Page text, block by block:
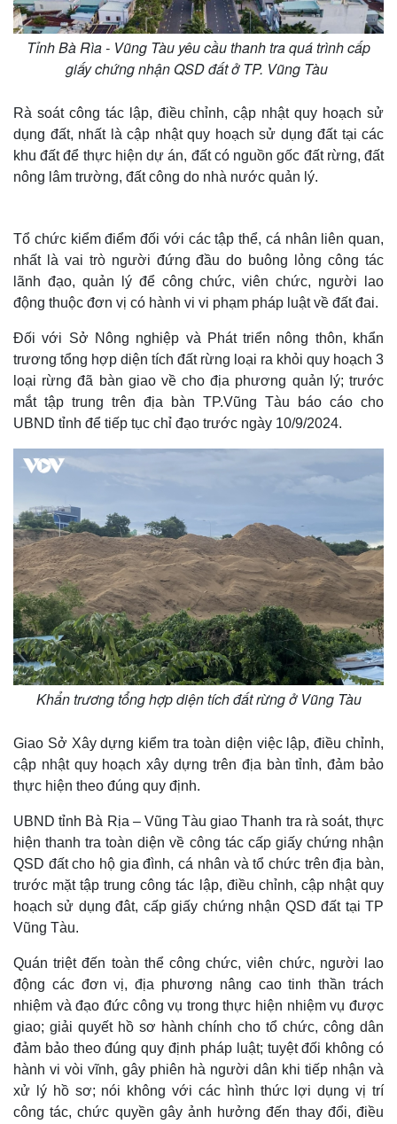
Thế giới
Quan sát
Cuộc sống đó đây
Hồ sơ
Multimedia
Video
Ảnh
E-Magazine
Infographic
Tỉnh Bà Rìa - Vũng Tàu yêu cầu thanh tra quá trình cấp
giấy chứng nhận QSD đất ở TP. Vũng Tàu
Rà soát công tác lập, điều chỉnh, cập nhật quy hoạch sử
dụng đất, nhất là cập nhật quy hoạch sử dụng đất tại các
khu đất để thực hiện dự án, đất có nguồn gốc đất rừng, đất
nông lâm trường, đất công do nhà nước quản lý.
Tổ chức kiểm điểm đối với các tập thể, cá nhân liên quan,
nhất là vai trò người đứng đầu do buông lỏng công tác
lãnh đạo, quản lý để công chức, viên chức, người lao
động thuộc đơn vị có hành vi vi phạm pháp luật về đất đai.
Đối với Sở Nông nghiệp và Phát triển nông thôn, khẩn
trương tổng hợp diện tích đất rừng loại ra khỏi quy hoạch 3
loại rừng đã bàn giao về cho địa phương quản lý; trước
mắt tập trung trên địa bàn TP.Vũng Tàu báo cáo cho
UBND tỉnh để tiếp tục chỉ đạo trước ngày 10/9/2024.
Khẩn trương tổng hợp diện tích đất rừng ở Vũng Tàu
Giao Sở Xây dựng kiểm tra toàn diện việc lập, điều chỉnh,
cập nhật quy hoạch xây dựng trên địa bàn tỉnh, đảm bảo
thực hiện theo đúng quy định.
UBND tỉnh Bà Rịa – Vũng Tàu giao Thanh tra rà soát, thực
hiện thanh tra toàn diện về công tác cấp giấy chứng nhận
QSD đất cho hộ gia đình, cá nhân và tổ chức trên địa bàn,
trước mặt tập trung công tác lập, điều chỉnh, cập nhật quy
hoạch sử dụng đât, cấp giấy chứng nhận QSD đất tại TP
Vũng Tàu.
Quán triệt đến toàn thể công chức, viên chức, người lao
động các đơn vị, địa phương nâng cao tinh thần trách
nhiệm và đạo đức công vụ trong thực hiện nhiệm vụ được
giao; giải quyết hồ sơ hành chính cho tổ chức, công dân
đảm bảo theo đúng quy định pháp luật; tuyệt đối không có
hành vi vòi vĩnh, gây phiên hà người dân khi tiếp nhận và
xử lý hồ sơ; nói không với các hình thức lợi dụng vị trí
công tác, chức quyền gây ảnh hưởng đến thay đổi, điều